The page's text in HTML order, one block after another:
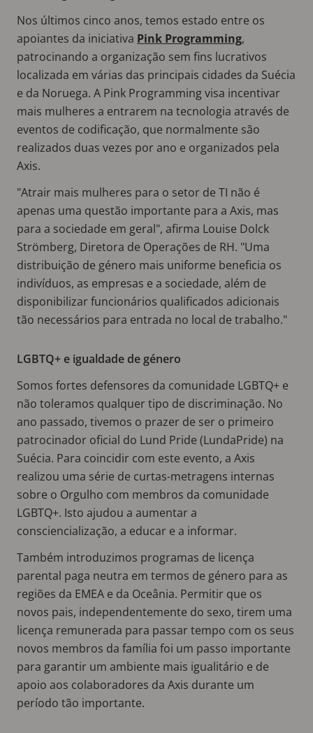
Nos últimos cinco anos, temos estado entre os
apoiantes da iniciativa Pink Programming,
patrocinando a organização sem fins lucrativos
localizada em várias das principais cidades da Suécia
e da Noruega. A Pink Programming visa incentivar
mais mulheres a entrarem na tecnologia através de
eventos de codificação, que normalmente são
realizados duas vezes por ano e organizados pela
Axis.
"Atrair mais mulheres para o setor de TI não é
apenas uma questão importante para a Axis, mas
para a sociedade em geral", afirma Louise Dolck
Strömberg, Diretora de Operações de RH. "Uma
distribuição de género mais uniforme beneficia os
indivíduos, as empresas e a sociedade, além de
disponibilizar funcionários qualificados adicionais
tão necessários para entrada no local de trabalho."
LGBTQ+ e igualdade de género
Somos fortes defensores da comunidade LGBTQ+ e
não toleramos qualquer tipo de discriminação. No
ano passado, tivemos o prazer de ser o primeiro
patrocinador oficial do Lund Pride (LundaPride) na
Suécia. Para coincidir com este evento, a Axis
realizou uma série de curtas-metragens internas
sobre o Orgulho com membros da comunidade
LGBTQ+. Isto ajudou a aumentar a
consciencialização, a educar e a informar.
Também introduzimos programas de licença
parental paga neutra em termos de género para as
regiões da EMEA e da Oceânia. Permitir que os
novos pais, independentemente do sexo, tirem uma
licença remunerada para passar tempo com os seus
novos membros da família foi um passo importante
para garantir um ambiente mais igualitário e de
apoio aos colaboradores da Axis durante um
período tão importante.